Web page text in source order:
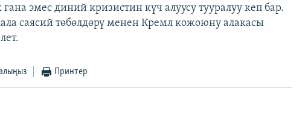
эмес диний кризистин күч алуусу тууралуу кеп бар.
саясий төбөлдөрү менен Кремл кожоюну алакасы
Принтер